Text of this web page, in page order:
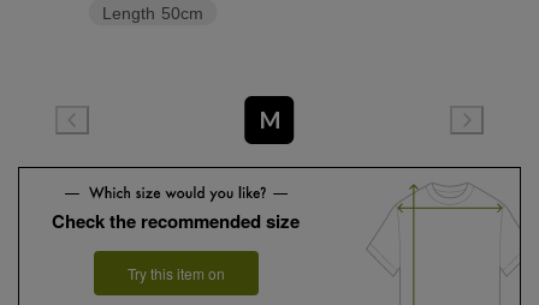
Length 50cm
M
Check the recommended size
Try this item on